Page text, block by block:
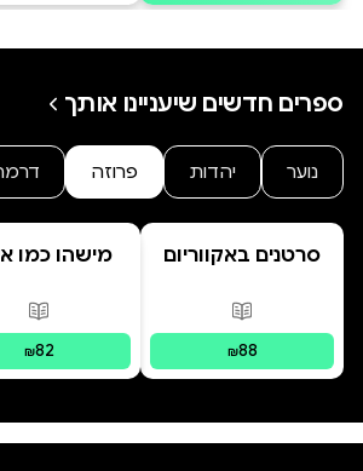
ספרים חדשים שיעניינו אותך
נוער יהדות פרוזה
סרטנים באקווריום
פורמטים זמינים מודפס
₪88
מישהו כמו
₪82